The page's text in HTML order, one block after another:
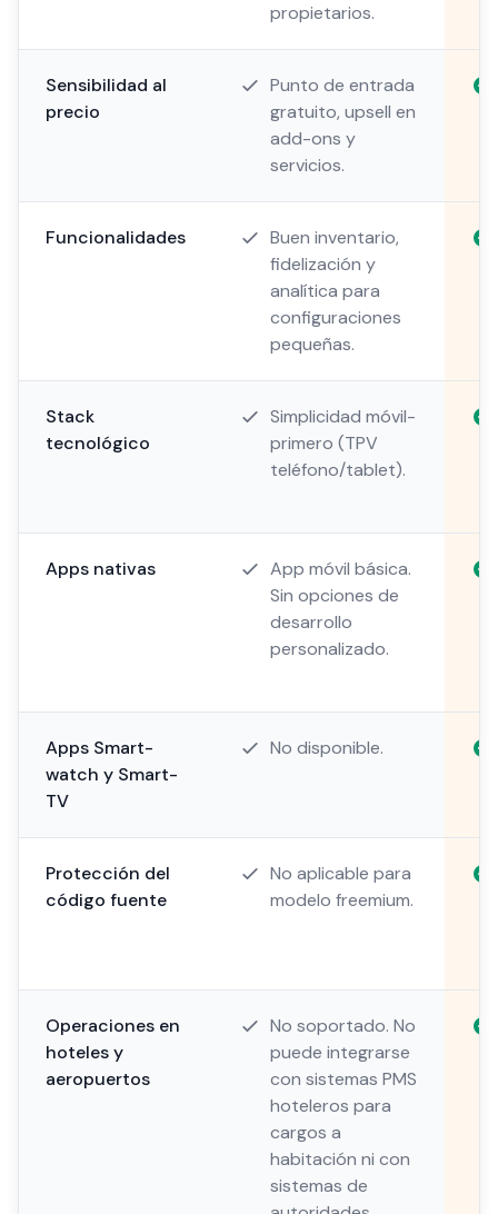
propietarios.
Sensibilidad al
precio
Punto de entrada
gratuito, upsell en
add-ons y
servicios.
Funcionalidades
Buen inventario,
fidelización y
analítica para
configuraciones
pequeñas.
Stack
tecnológico
Simplicidad móvil-
primero (TPV
teléfono/tablet).
Apps nativas
App móvil básica.
Sin opciones de
desarrollo
personalizado.
Apps Smart-
watch y Smart-
TV
No disponible.
Protección del
código fuente
No aplicable para
modelo freemium.
Operaciones en
hoteles y
aeropuertos
No soportado. No
puede integrarse
con sistemas PMS
hoteleros para
cargos a
habitación ni con
sistemas de